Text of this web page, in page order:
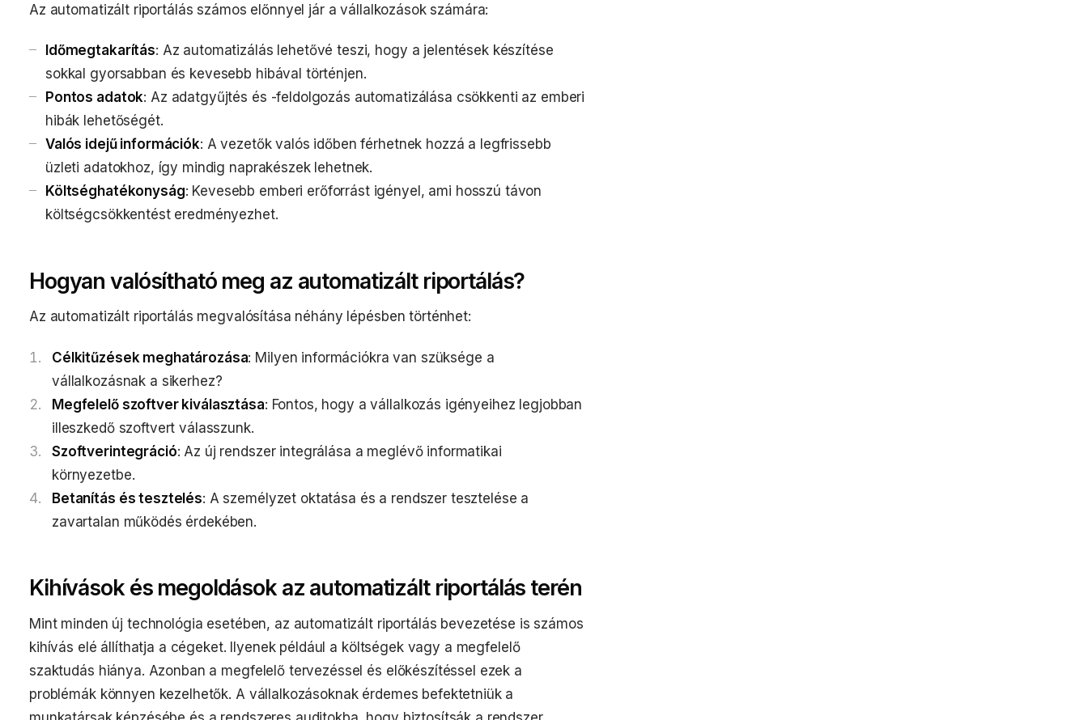
Az automatizált riportálás számos előnnyel jár a vállalkozások számára:
Időmegtakarítás: Az automatizálás lehetővé teszi, hogy a jelentések készítése
sokkal gyorsabban és kevesebb hibával történjen.
Pontos adatok: Az adatgyűjtés és -feldolgozás automatizálása csökkenti az emberi
hibák lehetőségét.
Valós idejű információk: A vezetők valós időben férhetnek hozzá a legfrissebb
üzleti adatokhoz, így mindig naprakészek lehetnek.
Költséghatékonyság: Kevesebb emberi erőforrást igényel, ami hosszú távon
költségcsökkentést eredményezhet.
Hogyan valósítható meg az automatizált riportálás?
Az automatizált riportálás megvalósítása néhány lépésben történhet:
Célkitűzések meghatározása: Milyen információkra van szüksége a
vállalkozásnak a sikerhez?
Megfelelő szoftver kiválasztása: Fontos, hogy a vállalkozás igényeihez legjobban
illeszkedő szoftvert válasszunk.
Szoftverintegráció: Az új rendszer integrálása a meglévő informatikai
környezetbe.
Betanítás és tesztelés: A személyzet oktatása és a rendszer tesztelése a
zavartalan működés érdekében.
Kihívások és megoldások az automatizált riportálás terén
Mint minden új technológia esetében, az automatizált riportálás bevezetése is számos
kihívás elé állíthatja a cégeket. Ilyenek például a költségek vagy a megfelelő
szaktudás hiánya. Azonban a megfelelő tervezéssel és előkészítéssel ezek a
problémák könnyen kezelhetők. A vállalkozásoknak érdemes befektetniük a